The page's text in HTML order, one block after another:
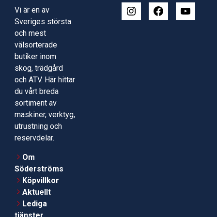
Vi är en av
Sveriges största
och mest
välsorterade
butiker inom
skog, trädgård
och ATV. Här hittar
du vårt breda
sortiment av
maskiner, verktyg,
utrustning och
reservdelar.
Om
Söderströms
Köpvillkor
Aktuellt
Lediga
tjänster